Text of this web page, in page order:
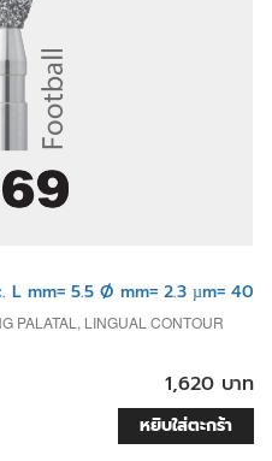
L mm= 5.5 Ø mm= 2.3 µm= 40
PALATAL, LINGUAL CONTOUR
1,620 บาท
หยิบใส่ตะกร้า